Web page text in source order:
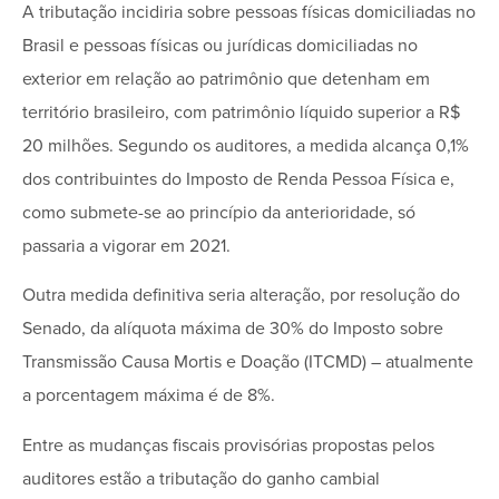
A tributação incidiria sobre pessoas físicas domiciliadas no
Brasil e pessoas físicas ou jurídicas domiciliadas no
exterior em relação ao patrimônio que detenham em
território brasileiro, com patrimônio líquido superior a R$
20 milhões. Segundo os auditores, a medida alcança 0,1%
dos contribuintes do Imposto de Renda Pessoa Física e,
como submete-se ao princípio da anterioridade, só
passaria a vigorar em 2021.
Outra medida definitiva seria alteração, por resolução do
Senado, da alíquota máxima de 30% do Imposto sobre
Transmissão Causa Mortis e Doação (ITCMD) – atualmente
a porcentagem máxima é de 8%.
Entre as mudanças fiscais provisórias propostas pelos
auditores estão a tributação do ganho cambial